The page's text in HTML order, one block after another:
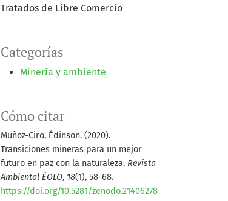
Tratados de Libre Comercio
Categorías
Minería y ambiente
Cómo citar
Muñoz-Ciro, Édinson. (2020).
Transiciones mineras para un mejor
futuro en paz con la naturaleza. Revista
Ambiental ÉOLO, 18(1), 58-68.
https://doi.org/10.5281/zenodo.21406278